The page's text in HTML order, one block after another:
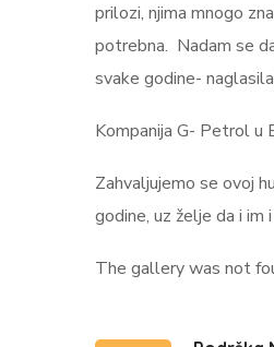
prilozi, njima mnogo
potrebna. Nadam se
svake godine-
Kompanija G- Petrol u
Zahvaljujemo se ovoj
godine, uz želje da i
The gallery was not